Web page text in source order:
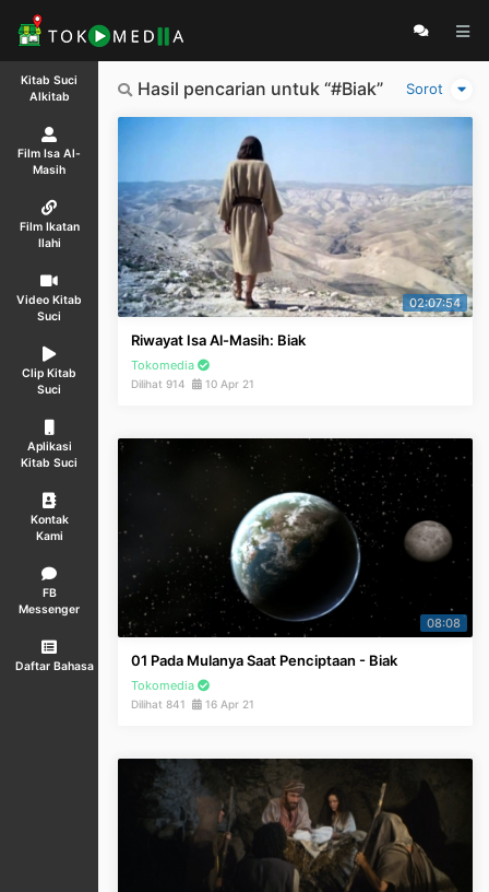
Kitab Suci
Alkitab
Film Isa Al-
Masih
Film Ikatan
Ilahi
Video Kitab
Suci
Clip Kitab
Suci
Aplikasi
Kitab Suci
Kontak
Kami
FB
Messenger
Daftar Bahasa
Sorot
Hasil pencarian untuk “#Biak”
02:07:54
Riwayat Isa Al-Masih: Biak
Tokomedia
Dilihat 914 10 Apr 21
08:08
01 Pada Mulanya Saat Penciptaan - Biak
Tokomedia
Dilihat 841 16 Apr 21